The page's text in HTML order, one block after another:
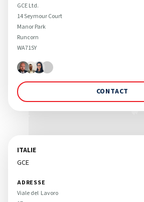
GCE Ltd.
14 Seymour Court
Manor Park
Runcorn
WA71SY
CONTACT
ITALIE
GCE
ADRESSE
Viale del  Lavoro